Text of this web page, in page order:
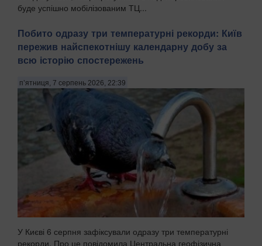
буде успішно мобілізованим ТЦ...
Побито одразу три температурні рекорди: Київ
пережив найспекотнішу календарну добу за
всю історію спостережень
п’ятниця, 7 серпень 2026, 22:39
У Києві 6 серпня зафіксували одразу три температурні
рекорди. Про це повідомила Центральна геофізична